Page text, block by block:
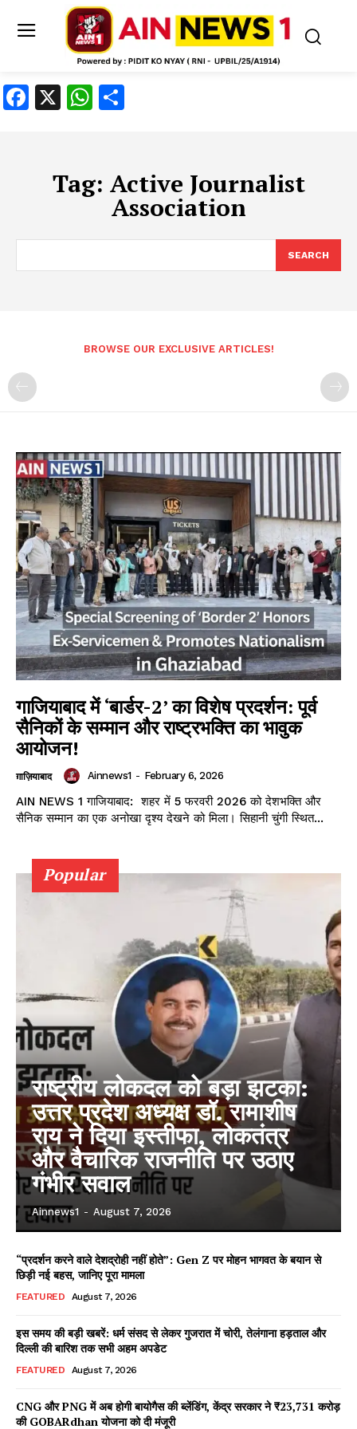
Facebook
X WhatsApp
Share
Read Latest News on AIN
Facebook
X WhatsApp
Tag: Active Journalist
Association
SEARCH
BROWSE OUR EXCLUSIVE ARTICLES!
गाजियाबाद में ‘बार्डर-2’ का विशेष प्रदर्शन: पूर्व
सैनिकों के सम्मान और राष्ट्रभक्ति का भावुक
आयोजन!
ग़ाज़ियाबाद Ainnews1 - February 6, 2026
AIN NEWS 1 गाजियाबाद: शहर में 5 फरवरी 2026 को देशभक्ति और
सैनिक सम्मान का एक अनोखा दृश्य देखने को मिला। सिहानी चुंगी स्थित...
Popular
राष्ट्रीय लोकदल को बड़ा झटका:
उत्तर प्रदेश अध्यक्ष डॉ. रामाशीष
राय ने दिया इस्तीफा, लोकतंत्र
और वैचारिक राजनीति पर उठाए
गंभीर सवाल
Ainnews1 - August 7, 2026
“प्रदर्शन करने वाले देशद्रोही नहीं होते”: Gen Z पर मोहन भागवत के बयान से
छिड़ी नई बहस, जानिए पूरा मामला
FEATURED August 7, 2026
इस समय की बड़ी खबरें: धर्म संसद से लेकर गुजरात में चोरी, तेलंगाना हड़ताल और
दिल्ली की बारिश तक सभी अहम अपडेट
FEATURED August 7, 2026
CNG और PNG में अब होगी बायोगैस की ब्लेंडिंग, केंद्र सरकार ने ₹23,731 करोड़
की GOBARdhan योजना को दी मंजूरी